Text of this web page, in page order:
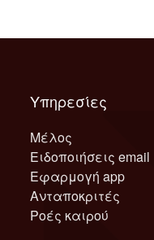
Υπηρεσίες
Μέλος
Ειδοποιήσεις email
Εφαρμογή app
Ανταποκριτές
Ροές καιρού